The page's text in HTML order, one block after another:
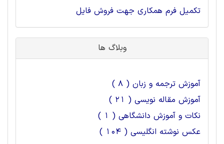
تکمیل فرم همکاری جهت فروش فایل
وبلاگ ها
آموزش ترجمه و زبان ( 8 )
آموزش مقاله نویسی ( 21 )
نکات و آموزش دانشگاهی ( 1 )
عکس نوشته انگلیسی ( 104 )